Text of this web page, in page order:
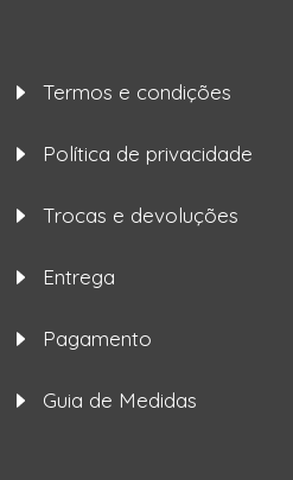
Termos e condições
Política de privacidade
Trocas e devoluções
Entrega
Pagamento
Guia de Medidas